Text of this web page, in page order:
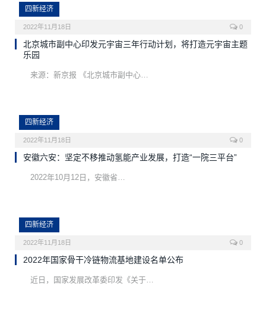
四新经济
2022年11月18日 0
北京城市副中心印发元宇宙三年行动计划，将打造元宇宙主题
乐园
来源：新京报 《北京城市副中心…
四新经济
2022年11月18日 0
安徽六安：坚定不移推动氢能产业发展，打造“一院三平台”
2022年10月12日，安徽省…
四新经济
2022年11月18日 0
2022年国家骨干冷链物流基地建设名单公布
近日，国家发展改革委印发《关于…